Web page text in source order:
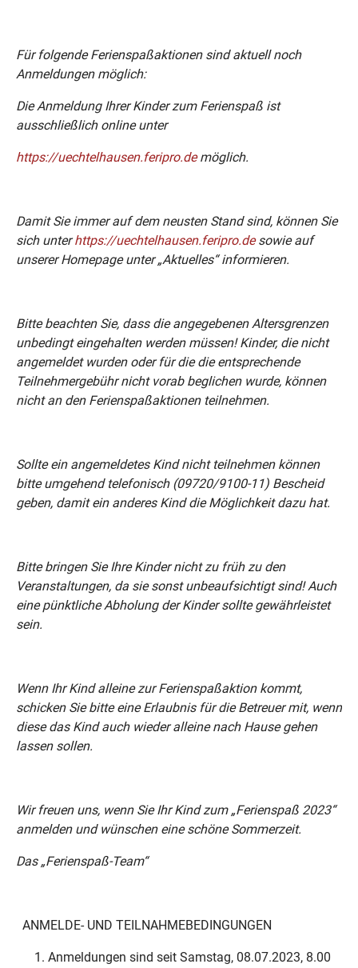
Für folgende Ferienspaßaktionen sind aktuell noch
Anmeldungen möglich:
Die Anmeldung Ihrer Kinder zum Ferienspaß ist
ausschließlich online unter
https://uechtelhausen.feripro.demöglich.
Damit Sie immer auf dem neusten Stand sind, können Sie
sich unterhttps://uechtelhausen.feripro.desowie auf
unserer Homepage unter „Aktuelles“ informieren.
Bitte beachten Sie, dass die angegebenen Altersgrenzen
unbedingt eingehalten werden müssen! Kinder, die nicht
angemeldet wurden oder für die die entsprechende
Teilnehmergebühr nicht vorab beglichen wurde, können
nicht an den Ferienspaßaktionen teilnehmen.
Sollte ein angemeldetes Kind nicht teilnehmen können
bitte umgehend telefonisch (09720/9100-11) Bescheid
geben, damit ein anderes Kind die Möglichkeit dazu hat.
Bitte bringen Sie Ihre Kinder nicht zu früh zu den
Veranstaltungen, da sie sonst unbeaufsichtigt sind! Auch
eine pünktliche Abholung der Kinder sollte gewährleistet
sein.
Wenn Ihr Kind alleine zur Ferienspaßaktion kommt,
schicken Sie bitte eine Erlaubnis für die Betreuer mit, wenn
diese das Kind auch wieder alleine nach Hause gehen
lassen sollen.
Wir freuen uns, wenn Sie Ihr Kind zum „Ferienspaß 2023“
anmelden und wünschen eine schöne Sommerzeit.
Das „Ferienspaß-Team“
ANMELDE- UND TEILNAHMEBEDINGUNGEN
Anmeldungen sind seit Samstag, 08.07.2023, 8.00